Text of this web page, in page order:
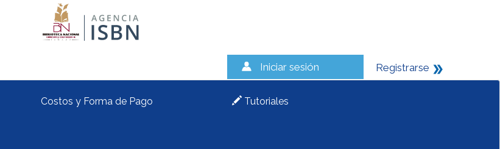
Iniciar sesión Registrarse
Costos y Forma de Pago Tutoriales